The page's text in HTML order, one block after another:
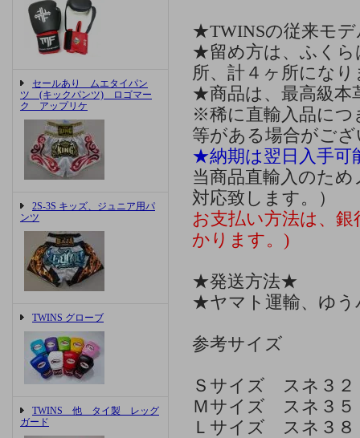
セールあり ムエタイパン
ツ (キックパンツ) ロゴマー
ク アップリケ
2S-3S キッズ、ジュニア用パ
ンツ
TWINS グローブ
TWINS 他 タイ製 レッグ
ガード
★TWINSの従来モ
★留め方は、ふくら
所、計４ヶ所になり
★商品は、最高級本
※稀に直輸入品につ
等がある場合がご
★納期は翌日入手可
当商品直輸入のた
対応致します。）
お支払い方法は、銀
かります。)
★発送方法★
★ヤマト運輸、ゆ
参考サイズ
Ｓサイズ スネ３２
Ｍサイズ スネ３５
Ｌサイズ スネ３８